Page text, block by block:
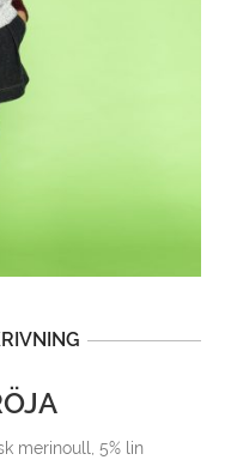
merinoull, 5% lin